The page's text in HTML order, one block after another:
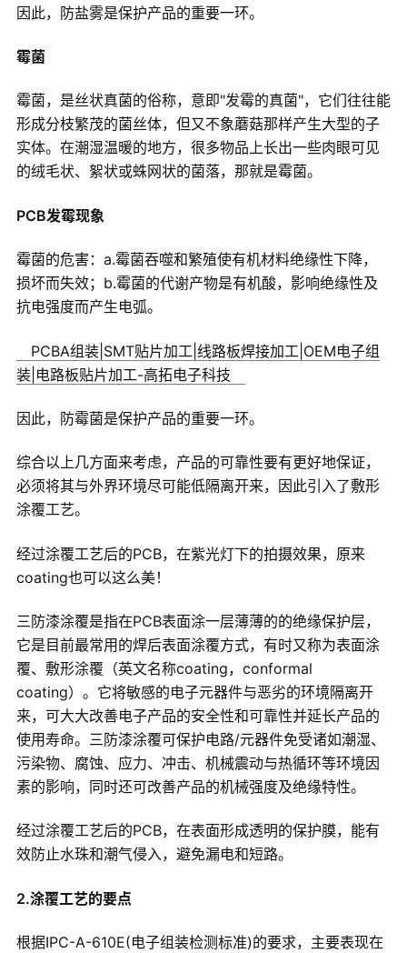
因此，防盐雾是保护产品的重要一环。
霉菌
霉菌，是丝状真菌的俗称，意即"发霉的真菌"，它们往往能
形成分枝繁茂的菌丝体，但又不象蘑菇那样产生大型的子
实体。在潮湿温暖的地方，很多物品上长出一些肉眼可见
的绒毛状、絮状或蛛网状的菌落，那就是霉菌。
PCB发霉现象
霉菌的危害：a.霉菌吞噬和繁殖使有机材料绝缘性下降，
损坏而失效；b.霉菌的代谢产物是有机酸，影响绝缘性及
抗电强度而产生电弧。
PCBA组装|SMT贴片加工|线路板焊接加工|OEM电子组
装|电路板贴片加工-高拓电子科技
因此，防霉菌是保护产品的重要一环。
综合以上几方面来考虑，产品的可靠性要有更好地保证，
必须将其与外界环境尽可能低隔离开来，因此引入了敷形
涂覆工艺。
经过涂覆工艺后的PCB，在紫光灯下的拍摄效果，原来
coating也可以这么美！
三防漆涂覆是指在PCB表面涂一层薄薄的的绝缘保护层，
它是目前最常用的焊后表面涂覆方式，有时又称为表面涂
覆、敷形涂覆（英文名称coating，conformal
coating）。它将敏感的电子元器件与恶劣的环境隔离开
来，可大大改善电子产品的安全性和可靠性并延长产品的
使用寿命。三防漆涂覆可保护电路/元器件免受诸如潮湿、
污染物、腐蚀、应力、冲击、机械震动与热循环等环境因
素的影响，同时还可改善产品的机械强度及绝缘特性。
经过涂覆工艺后的PCB，在表面形成透明的保护膜，能有
效防止水珠和潮气侵入，避免漏电和短路。
2.涂覆工艺的要点
根据IPC-A-610E(电子组装检测标准)的要求，主要表现在